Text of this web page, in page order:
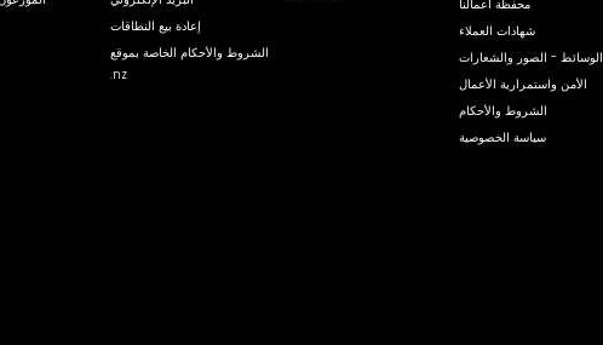
إعادة بيع النطاقات
الشروط والأحكام الخاصة بموقع
.nz
محفظة أعمالنا
شهادات العملاء
الوسائط - الصور والشعارات
الأمن واستمرارية الأعمال
الشروط والأحكام
سياسة الخصوصية